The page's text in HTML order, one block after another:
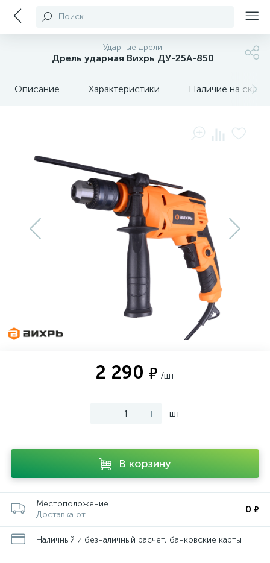
Поиск
Ударные дрели
Дрель ударная Вихрь ДУ-25А-850
Описание Характеристики Наличие на
2 290 ₽ /шт
- + шт
В корзину
Местоположение
Доставка от
0 ₽
Наличный и безналичный расчет, банковские карты